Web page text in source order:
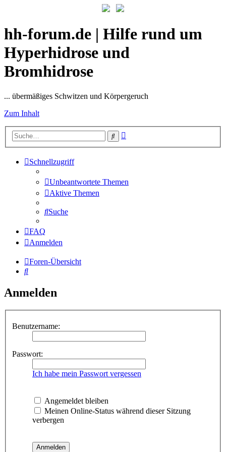
hh-forum.de | Hilfe rund um
Hyperhidrose und
Bromhidrose
... übermäßiges Schwitzen und Körpergeruch
Zum Inhalt
Suche
Schnellzugriff
Unbeantwortete Themen
Aktive Themen
Suche
FAQ
Anmelden
Foren-Übersicht
Suche
Anmelden
Benutzername:
Passwort:
Ich habe mein Passwort vergessen
Angemeldet bleiben
Meinen Online-Status während dieser Sitzung
verbergen